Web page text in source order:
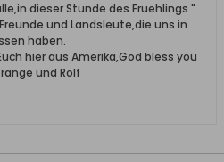
dieser Stunde des Fruehlings "
und Landsleute,die uns in
haben.
hier aus Amerika,God bless you
und Rolf